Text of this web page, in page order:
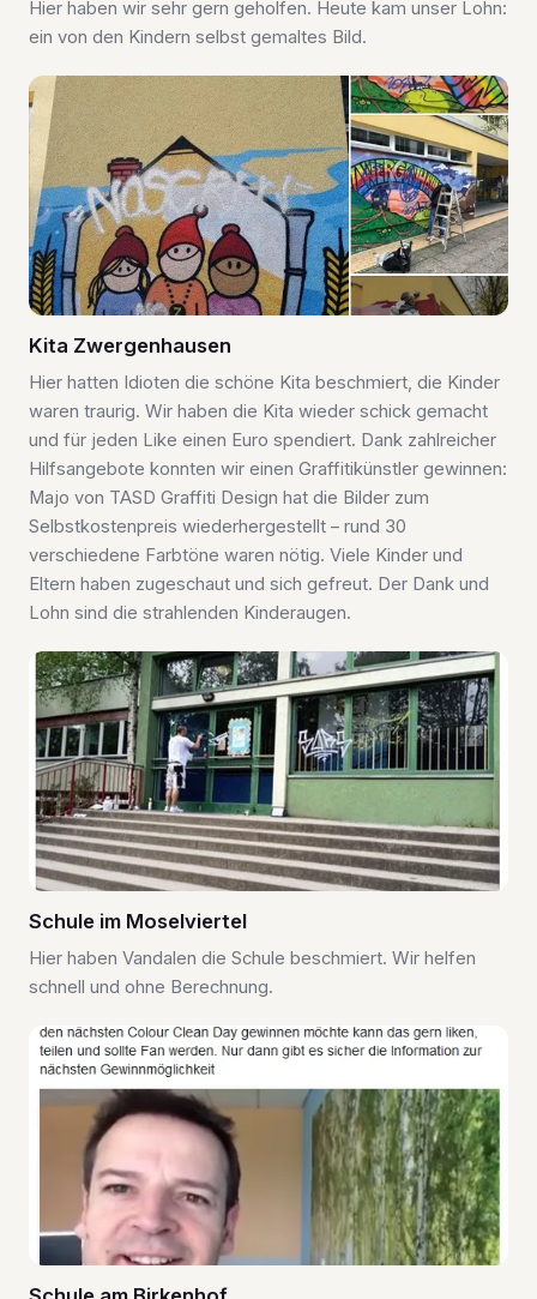
Hier haben wir sehr gern geholfen. Heute kam unser Lohn:
ein von den Kindern selbst gemaltes Bild.
Kita Zwergenhausen
Hier hatten Idioten die schöne Kita beschmiert, die Kinder
waren traurig. Wir haben die Kita wieder schick gemacht
und für jeden Like einen Euro spendiert. Dank zahlreicher
Hilfsangebote konnten wir einen Graffitikünstler gewinnen:
Majo von TASD Graffiti Design hat die Bilder zum
Selbstkostenpreis wiederhergestellt – rund 30
verschiedene Farbtöne waren nötig. Viele Kinder und
Eltern haben zugeschaut und sich gefreut. Der Dank und
Lohn sind die strahlenden Kinderaugen.
Schule im Moselviertel
Hier haben Vandalen die Schule beschmiert. Wir helfen
schnell und ohne Berechnung.